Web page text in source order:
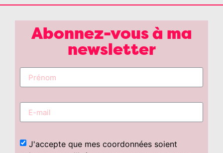
Abonnez-vous à ma
newsletter
J'accepte que mes coordonnées soient